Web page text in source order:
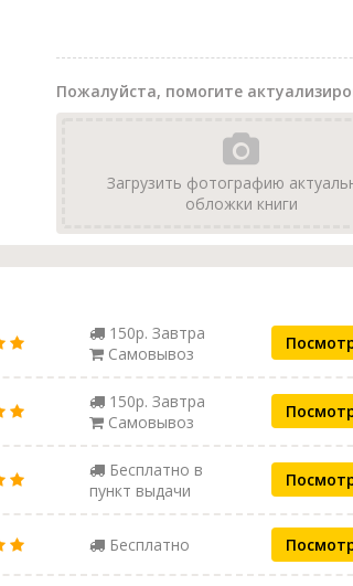
Пожалуйста, помогите
Загрузить фотографию
обложки книги
150р. Завтра
Самовывоз
150р. Завтра
Самовывоз
Бесплатно в
пункт выдачи
Бесплатно